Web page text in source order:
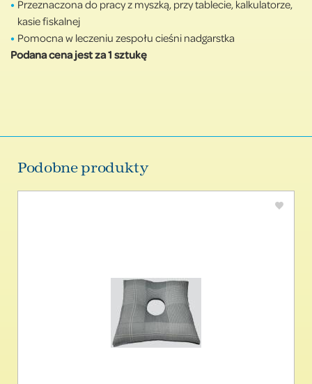
Przeznaczona do pracy z myszką, przy tablecie, kalkulatorze,
kasie fiskalnej
Pomocna w leczeniu zespołu cieśni nadgarstka
Podana cena jest za 1 sztukę
Podobne produkty